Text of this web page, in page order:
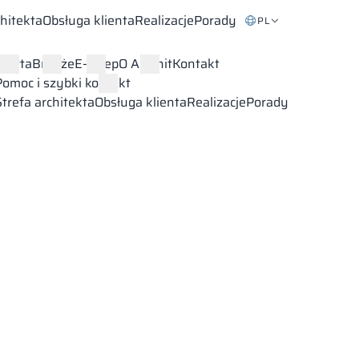
Obsługa klientaRealizacjePorady PL
BranżeE-sklepO AlsanitKontakt
i szybki kontakt
architektaObsługa klientaRealizacjePorady